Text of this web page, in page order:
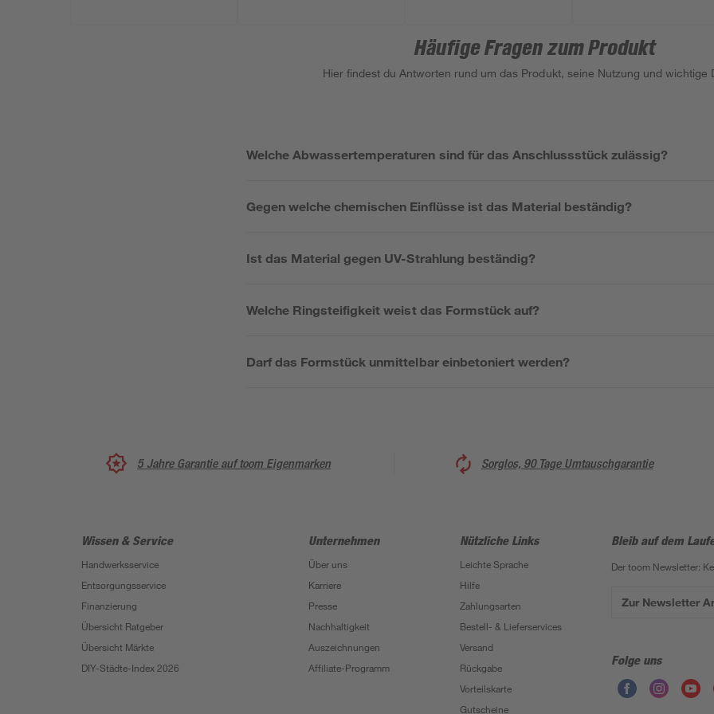
Häufige Fragen zum Produkt
Hier findest du Antworten rund um das Produkt, seine Nutzung und wichtige
Welche Abwassertemperaturen sind für das Anschlussstück zulässig?
Gegen welche chemischen Einflüsse ist das Material beständig?
Ist das Material gegen UV-Strahlung beständig?
Welche Ringsteifigkeit weist das Formstück auf?
Darf das Formstück unmittelbar einbetoniert werden?
5 Jahre Garantie auf toom Eigenmarken Sorglos, 90 Tage Umtauschgarantie
Wissen & Service
Handwerksservice
Entsorgungsservice
Finanzierung
Übersicht Ratgeber
Übersicht Märkte
DIY-Städte-Index 2026
Unternehmen
Über uns
Karriere
Presse
Nachhaltigkeit
Auszeichnungen
Affiliate-Programm
Nützliche Links
Leichte Sprache
Hilfe
Zahlungsarten
Bestell- & Lieferservices
Versand
Rückgabe
Vorteilskarte
Gutscheine
Bleib auf dem
Der toom Newsletter:
Zur Newsletter
Folge uns